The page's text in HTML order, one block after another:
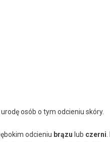
osób o tym odcieniu skóry.
odcieniu brązu lub czerni